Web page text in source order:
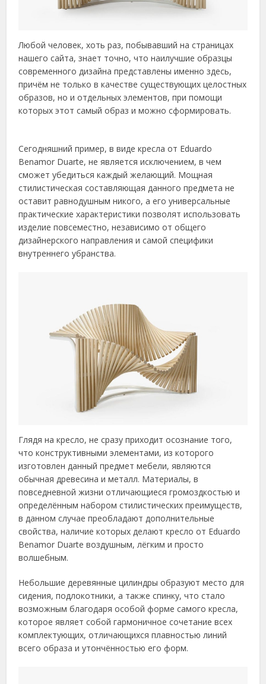
Любой человек, хоть раз, побывавший на страницах
нашего сайта, знает точно, что наилучшие образцы
современного дизайна представлены именно здесь,
причём не только в качестве существующих целостных
образов, но и отдельных элементов, при помощи
которых этот самый образ и можно сформировать.
Сегодняшний пример, в виде кресла от Eduardo
Benamor Duarte, не является исключением, в чем
сможет убедиться каждый желающий. Мощная
стилистическая составляющая данного предмета не
оставит равнодушным никого, а его универсальные
практические характеристики позволят использовать
изделие повсеместно, независимо от общего
дизайнерского направления и самой специфики
внутреннего убранства.
Глядя на кресло, не сразу приходит осознание того,
что конструктивными элементами, из которого
изготовлен данный предмет мебели, являются
обычная древесина и металл. Материалы, в
повседневной жизни отличающиеся громоздкостью и
определённым набором стилистических преимуществ,
в данном случае преобладают дополнительные
свойства, наличие которых делают кресло от Eduardo
Benamor Duarte воздушным, лёгким и просто
волшебным.
Небольшие деревянные цилиндры образуют место для
сидения, подлокотники, а также спинку, что стало
возможным благодаря особой форме самого кресла,
которое являет собой гармоничное сочетание всех
комплектующих, отличающихся плавностью линий
всего образа и утончённостью его форм.